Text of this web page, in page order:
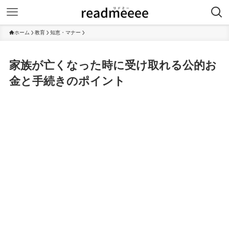
ホーム 教育 知恵・マナー
家族が亡くなった時に受け取れる公的お
金と手続きのポイント